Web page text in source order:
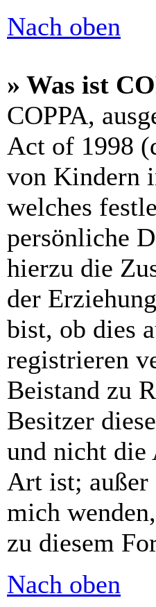
Nach oben
» Was ist
COPPA,
Act of 1998
von Kindern
welches
persönliche
hierzu die
der
bist, ob dies
registrieren
Beistand zu
Besitzer
und nicht die
Art ist; außer
mich
zu diesem
Nach oben